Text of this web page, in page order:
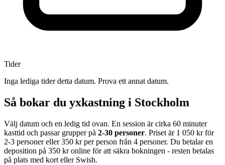
Tider
Inga lediga tider detta datum. Prova ett annat datum.
Så bokar du yxkastning i Stockholm
Välj datum och en ledig tid ovan. En session är cirka 60 minuter
kasttid och passar grupper på 2-30 personer. Priset är 1 050 kr för
2-3 personer eller 350 kr per person från 4 personer. Du betalar en
deposition på 350 kr online för att säkra bokningen - resten betalas
på plats med kort eller Swish.